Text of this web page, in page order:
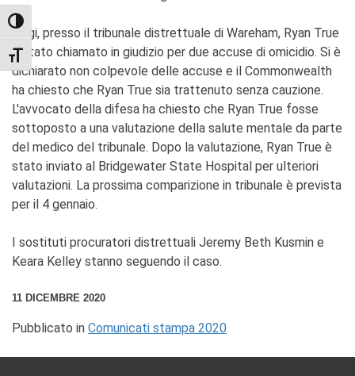
TOGGLE HIGH CONTRAST
TOGGLE FONT SIZE
Oggi, presso il tribunale distrettuale di Wareham, Ryan True
è stato chiamato in giudizio per due accuse di omicidio. Si è
dichiarato non colpevole delle accuse e il Commonwealth
ha chiesto che Ryan True sia trattenuto senza cauzione.
L'avvocato della difesa ha chiesto che Ryan True fosse
sottoposto a una valutazione della salute mentale da parte
del medico del tribunale. Dopo la valutazione, Ryan True è
stato inviato al Bridgewater State Hospital per ulteriori
valutazioni. La prossima comparizione in tribunale è prevista
per il 4 gennaio.
I sostituti procuratori distrettuali Jeremy Beth Kusmin e
Keara Kelley stanno seguendo il caso.
11 DICEMBRE 2020
Pubblicato in Comunicati stampa 2020